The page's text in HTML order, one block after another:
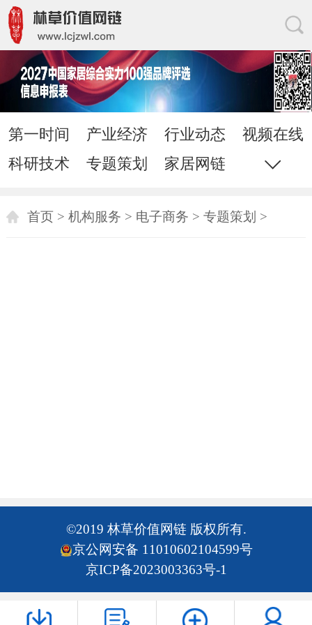
第一时间 产业经济 行业动态
视频在线
科研技术
专题策划 家居网链
网站地图
首页 > 机构服务 > 电子商务 > 专题策划 >
©2019 林草价值网链 版权所有.
京公网安备 11010602104599号
京ICP备2023003363号-1